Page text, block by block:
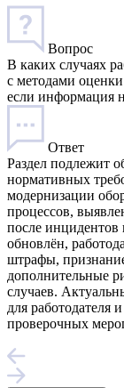
Вопрос
В каких случаях
с методами
если информация
Ответ
Раздел подлежит
нормативных
модернизации
процессов,
после инцидентов
обновлён,
штрафы,
дополнительные
случаев.
для работодателя
проверочных